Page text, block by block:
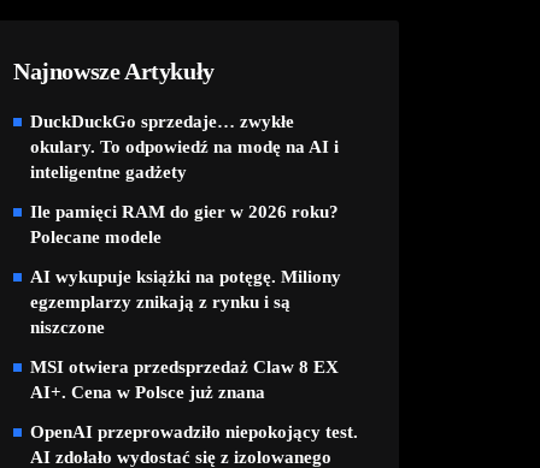
Najnowsze Artykuły
DuckDuckGo sprzedaje… zwykłe
okulary. To odpowiedź na modę na AI i
inteligentne gadżety
Ile pamięci RAM do gier w 2026 roku?
Polecane modele
AI wykupuje książki na potęgę. Miliony
egzemplarzy znikają z rynku i są
niszczone
MSI otwiera przedsprzedaż Claw 8 EX
AI+. Cena w Polsce już znana
OpenAI przeprowadziło niepokojący test.
AI zdołało wydostać się z izolowanego